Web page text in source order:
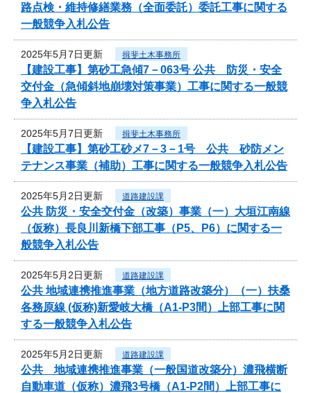
路点検・維持修繕業務（全面委託）委託工事に関する
一般競争入札公告
2025年5月7日更新 揖斐土木事務所
【建設工事】第砂工急傾7－063号 公共 防災・安全
交付金（急傾斜地崩壊対策事業）工事に関する一般競
争入札公告
2025年5月7日更新 揖斐土木事務所
【建設工事】第砂工砂メ7－3－1号 公共 砂防メン
テナンス事業（補助）工事に関する一般競争入札公告
2025年5月2日更新 道路建設課
公共 防災・安全交付金（改築）事業（一）大垣江南線
（仮称）長良川新橋下部工事（P5、P6）に関する一
般競争入札公告
2025年5月2日更新 道路建設課
公共 地域連携推進事業（地方道路改築分）（一）扶桑
各務原線 (仮称)新愛岐大橋（A1-P3間）上部工事に関
する一般競争入札公告
2025年5月2日更新 道路建設課
公共 地域連携推進事業（一般国道改築分）濃飛横断
自動車道（仮称）濃飛3号橋（A1-P2間）上部工事に